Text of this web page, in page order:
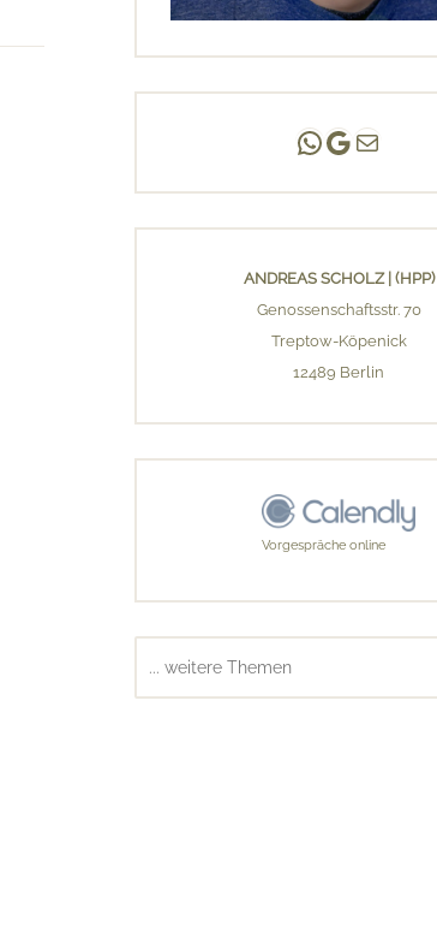
Andreas Scholz | (HPP)
Praxis Adlershof
E-Mail an mich ...
ANDREAS SCHOLZ | (HPP)
Genossenschaftsstr. 70
Treptow-Köpenick
12489 Berlin
Vorgespräche online